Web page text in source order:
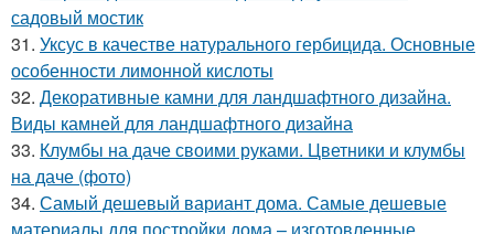
садовый мостик
31. Уксус в качестве натурального гербицида. Основные
особенности лимонной кислоты
32. Декоративные камни для ландшафтного дизайна.
Виды камней для ландшафтного дизайна
33. Клумбы на даче своими руками. Цветники и клумбы
на даче (фото)
34. Самый дешевый вариант дома. Самые дешевые
материалы для постройки дома – изготовленные